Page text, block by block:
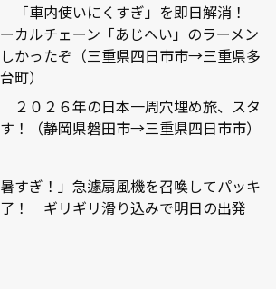
「車内使いにくすぎ」を即日解消！
カルチェーン「あじへい」のラーメン
かったぞ（三重県四日市市→三重県多
町）
２０２６年の日本一周穴埋め旅、スタ
！（静岡県磐田市→三重県四日市市）
暑すぎ！」急遽扇風機を召喚してパッキ
！ ギリギリ滑り込みで明日の出発